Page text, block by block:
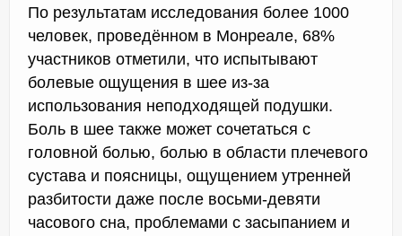
По результатам исследования более 1000
человек, проведённом в Монреале, 68%
участников отметили, что испытывают
болевые ощущения в шее из-за
использования неподходящей подушки.
Боль в шее также может сочетаться с
головной болью, болью в области плечевого
сустава и поясницы, ощущением утренней
разбитости даже после восьми-девяти
часового сна, проблемами с засыпанием и